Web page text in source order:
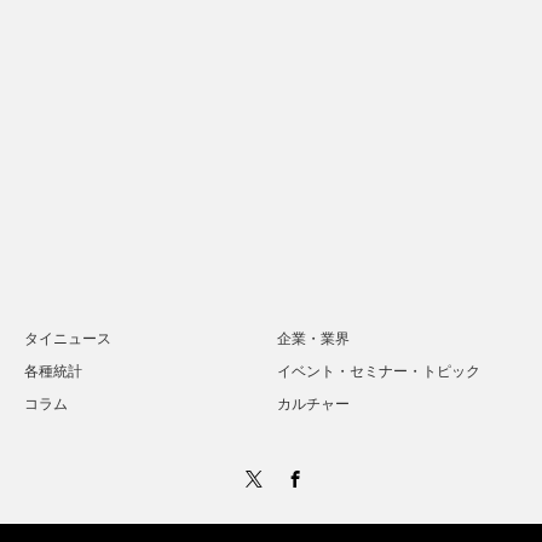
タイニュース
企業・業界
各種統計
イベント・セミナー・トピック
コラム
カルチャー